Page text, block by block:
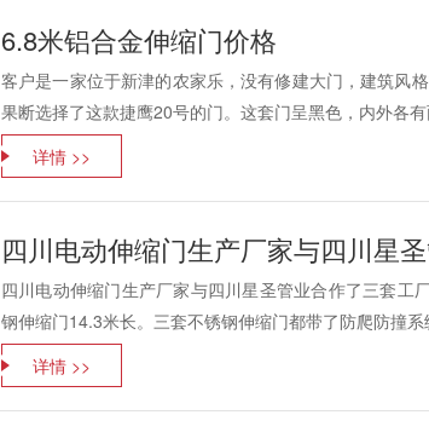
6.8米铝合金伸缩门价格
客户是一家位于新津的农家乐，没有修建大门，建筑风
果断选择了这款捷鹰20号的门。这套门呈黑色，内外各
详情 >>
四川电动伸缩门生产厂家与四川星
四川电动伸缩门生产厂家与四川星圣管业合作了三套工
钢伸缩门14.3米长。三套不锈钢伸缩门都带了防爬防撞
详情 >>